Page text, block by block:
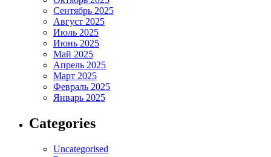
Сентябрь 2025
Август 2025
Июль 2025
Июнь 2025
Май 2025
Апрель 2025
Март 2025
Февраль 2025
Январь 2025
Categories
Uncategorised